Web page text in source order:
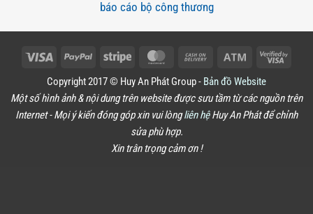
Visa PayPal Stripe MasterCard Cash
Delivery
Atm
Visa
Copyright 2017 © Huy An Phát Group - Bản đồ Website
Một số hình ảnh & nội dung trên website được sưu tầm từ các nguồn trên
Internet - Mọi ý kiến đóng góp xin vui lòngliên hệHuy An Phát để chỉnh
sửa phù hợp.
Xin trân trọng cảm ơn !